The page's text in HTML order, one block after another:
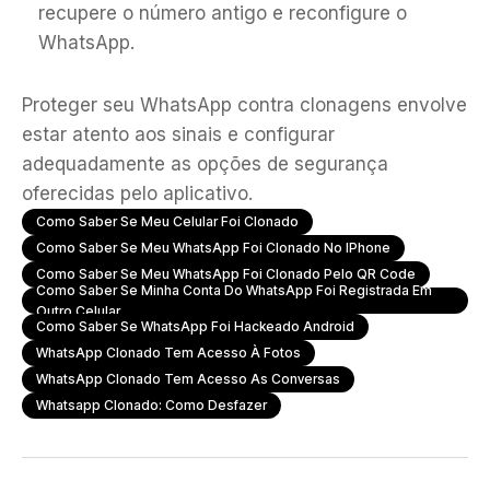
recupere o número antigo e reconfigure o
WhatsApp.
Proteger seu WhatsApp contra clonagens envolve
estar atento aos sinais e configurar
adequadamente as opções de segurança
oferecidas pelo aplicativo.
Como Saber Se Meu Celular Foi Clonado
Como Saber Se Meu WhatsApp Foi Clonado No IPhone
Como Saber Se Meu WhatsApp Foi Clonado Pelo QR Code
Como Saber Se Minha Conta Do WhatsApp Foi Registrada Em
Outro Celular
Como Saber Se WhatsApp Foi Hackeado Android
WhatsApp Clonado Tem Acesso À Fotos
WhatsApp Clonado Tem Acesso As Conversas
Whatsapp Clonado: Como Desfazer